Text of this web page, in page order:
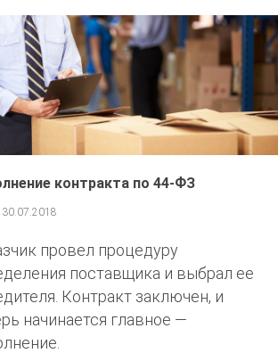
контракта по 44-ФЗ
30.07.2018
провел процедуру
поставщика и выбрал ее
Контракт заключен, и
начинается главное —